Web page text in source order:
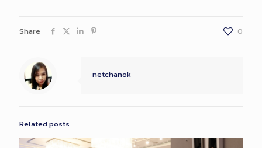
Share 0
netchanok
Related posts